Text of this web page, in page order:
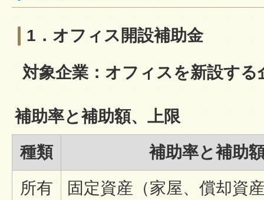
1．オフィス開設補助金
対象企業：オフィスを新設する
補助率と補助額、上限
種類
補助率と補助
所有
固定資産（家屋、償却資